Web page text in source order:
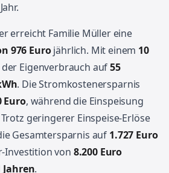
erreicht Familie Müller eine
976 Eurojährlich. Mit einem 10
Eigenverbrauch auf55
. Die Stromkostenersparnis
Euro, während die Einspeisung
geringerer Einspeise-Erlöse
Gesamtersparnis auf 1.727 Euro
Investition von 8.200 Euro
Jahren.